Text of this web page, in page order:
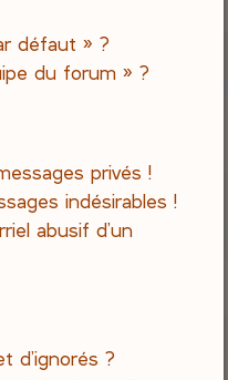
défaut » ?
du forum » ?
privés !
indésirables !
abusif d’un
d’ignorés ?